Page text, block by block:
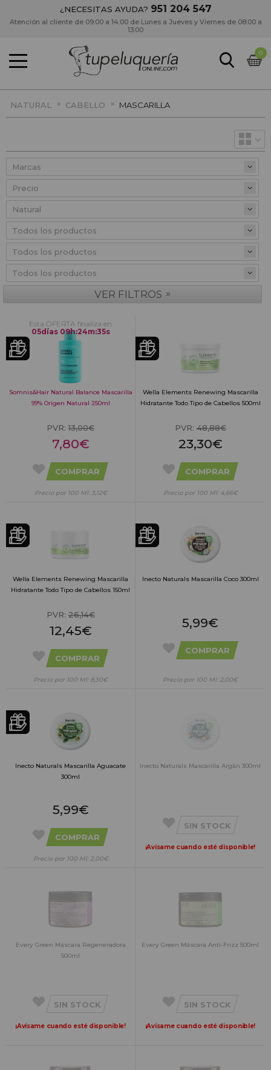
¿NECESITAS AYUDA? 951 204 547
Atención al cliente de 09:00 a 14:00 de Lunes a Jueves y Viernes de 08:00 a
13:00
0
NATURAL » CABELLO » MASCARILLA
Precio
VER FILTROS »
Esta OFERTA finaliza en
05días 09h:24m:34s
Somnis&Hair Natural Balance Mascarilla
99% Origen Natural 250ml
PVR: 13,00€
7,80€
COMPRAR
Precio por 100 Ml: 3,12€
Wella Elements Renewing Mascarilla
Hidratante Todo Tipo de Cabellos 500ml
PVR:48,88€
23,30€
COMPRAR
Precio por 100 Ml: 4,66€
Wella Elements Renewing Mascarilla
Hidratante Todo Tipo de Cabellos 150ml
PVR:26,14€
12,45€
COMPRAR
Precio por 100 Ml: 8,30€
Inecto Naturals Mascarilla Coco 300ml
5,99€
COMPRAR
Precio por 100 Ml: 2,00€
Inecto Naturals Mascarilla Aguacate
300ml
5,99€
COMPRAR
Precio por 100 Ml: 2,00€
Inecto Naturals Mascarilla Argán 300ml
SIN STOCK
¡Avísame cuando esté disponible!
Every Green Máscara Regeneradora
500ml
SIN STOCK
¡Avísame cuando esté disponible!
Every Green Máscara Anti-Frizz 500ml
SIN STOCK
¡Avísame cuando esté disponible!